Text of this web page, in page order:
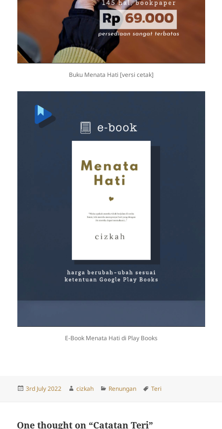
Buku Menata Hati [versi cetak]
E-Book Menata Hati di Play Books
Posted
3rd July 2022 Author
cizkah Categories
Renungan Tags
Teri
One thought on “Catatan Teri”